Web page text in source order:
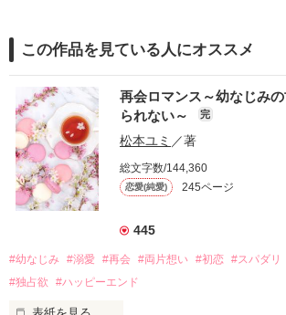
この作品を見ている人にオススメ
再会ロマンス～幼なじみ
られない～
完
松本ユミ ／著
総文字数/144,360
恋愛(純愛) 245ページ
445
#幼なじみ #溺愛 #再会 #両片想い #初恋 #スパダリ
#独占欲
#ハッピーエンド